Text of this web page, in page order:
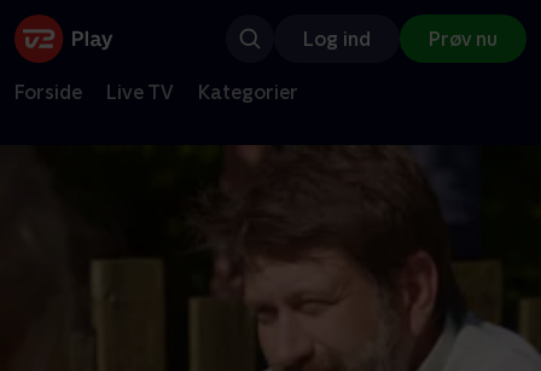
Log ind Prøv nu
Forside Live TV Kategorier